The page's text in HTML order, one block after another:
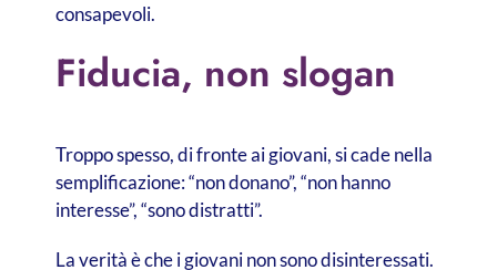
consapevoli.
Fiducia, non slogan
Troppo spesso, di fronte ai giovani, si cade nella
semplificazione: “non donano”, “non hanno
interesse”, “sono distratti”.
La verità è che i giovani non sono disinteressati.